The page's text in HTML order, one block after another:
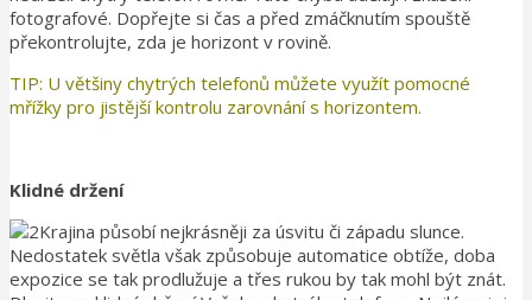
fotografové. Dopřejte si čas a před zmáčknutím spouště
překontrolujte, zda je horizont v rovině.
TIP: U většiny chytrých telefonů můžete využít pomocné
mřížky pro jistější kontrolu zarovnání s horizontem.
Klidné držení
Krajina působí nejkrásněji za úsvitu či západu slunce.
Nedostatek světla však způsobuje automatice obtíže, doba
expozice se tak prodlužuje a třes rukou by tak mohl být znát.